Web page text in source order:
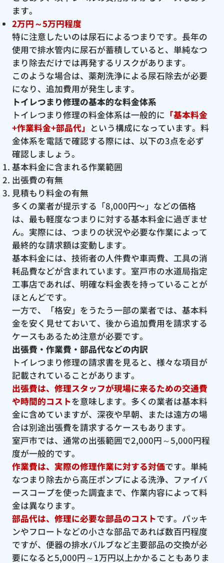
ます。
2万円～5万円程度
特に注意したいのは尿石によるつまりです。長年の
使用で排水管内に尿石が蓄積していると、単純なつ
まり除去だけでは再発するリスクがあります。
このような場合は、薬剤洗浄による尿石除去が必要
になり、追加費用が発生します。
トイレつまり修理の基本的な料金体系
トイレつまり修理の料金体系は一般的に 「基本料金
+作業料金+部品代」 という構成になっています。料
金体系を電話で確認する際には、以下の3点を必ず
確認しましょう。
基本料金に含まれる作業範囲
出張費の有無
見積もり料金の有無
多くの業者が提示する「8,000円〜」などの価格
は、最も軽度なつまりに対する基本料金に過ぎませ
ん。実際には、つまりの状況や必要な作業によって
最終的な請求額は変動します。
基本料金には、技術者の人件費や車両費、工具の消
耗品費などが含まれています。室戸市の水道局指定
工事店であれば、明確な料金表を持っていることが
ほとんどです。
一方で、「格安」をうたう一部の業者では、基本料
金を安く見せておいて、後から追加費用を請求する
ケースもあるため注意が必要です。
出張費・作業費・部品代などの内訳
トイレつまり修理の請求書を見ると、様々な項目が
記載されていることがあります。
出張費は、修理スタッフが現場に来るための交通費
や時間的コストを意味します。多くの業者は基本料
金に含めていますが、深夜や早朝、または遠方の場
合は別途出張費を請求するケースもあります。
室戸市では、通常の出張範囲で2,000円～5,000円程
度が一般的です。
作業費は、実際の修理作業に対する対価です。単純
なつまり除去から高圧ポンプによる洗浄、ファイバ
ースコープを使った調査まで、作業内容によって料
金は異なります。
部品代は、修理に必要な部品のコストです。パッキ
ンやフロートなどの小さな部品であれば数百円程度
ですが、便器の排水バルブなど主要部品の交換が必
要になると5,000円～1万円以上かかることもありま